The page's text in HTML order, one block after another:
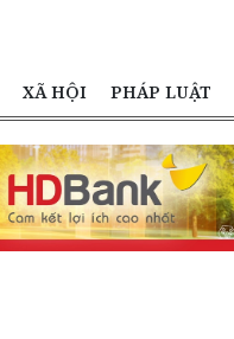
XÃ HỘI PHÁP LUẬT